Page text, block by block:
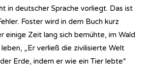
in deutscher Sprache vorliegt. Das ist
Foster wird in dem Buch kurz
einige Zeit lang sich bemühte, im Wald
„Er verließ die zivilisierte Welt
Erde, indem er wie ein Tier lebte“